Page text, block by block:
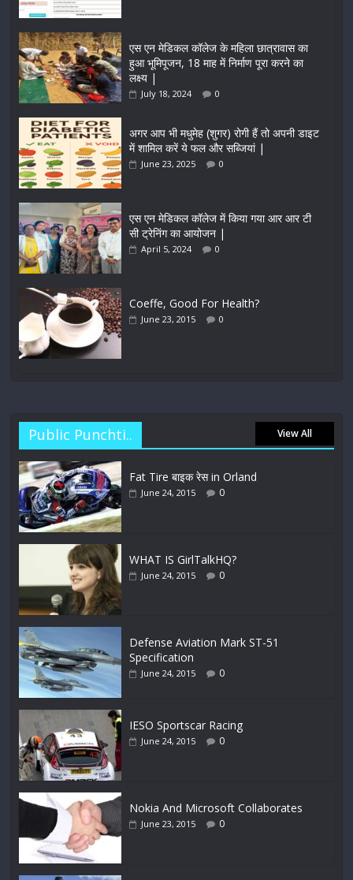
एस एन मेडिकल कॉलेज के महिला छात्रावास का
हुआ भूमिपूजन, 18 माह में निर्माण पूरा करने का
लक्ष्य |
July 18, 2024 0
अगर आप भी मधुमेह (शुगर) रोगी हैं तो अपनी डाइट
में शामिल करें ये फल और सब्जियां |
June 23, 2025 0
एस एन मेडिकल कॉलेज में किया गया आर आर टी
सी ट्रेनिंग का आयोजन |
April 5, 2024 0
Coeffe, Good For Health?
June 23, 2015 0
Public Punchti.. View All
Fat Tire बाइक रेस in Orland
June 24, 2015 0
WHAT IS GirlTalkHQ?
June 24, 2015 0
Defense Aviation Mark ST-51
Specification
June 24, 2015 0
IESO Sportscar Racing
June 24, 2015 0
Nokia And Microsoft Collaborates
June 23, 2015 0